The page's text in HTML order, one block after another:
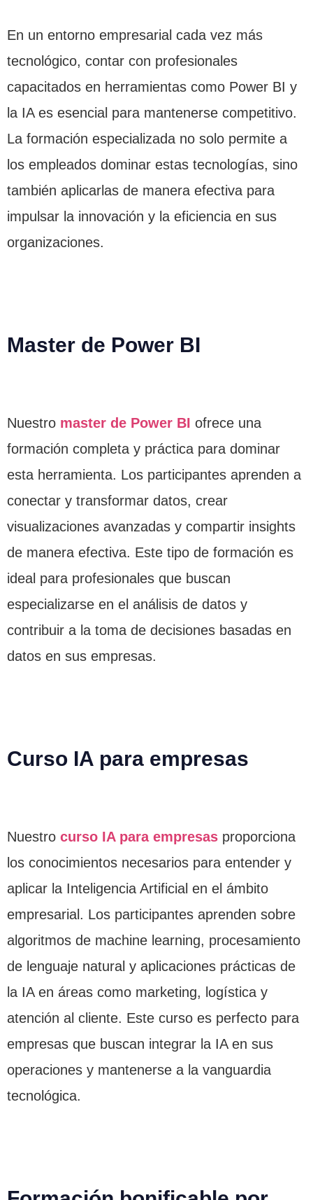
En un entorno empresarial cada vez más
tecnológico, contar con profesionales
capacitados en herramientas como Power BI y
la IA es esencial para mantenerse competitivo.
La formación especializada no solo permite a
los empleados dominar estas tecnologías, sino
también aplicarlas de manera efectiva para
impulsar la innovación y la eficiencia en sus
organizaciones.
Master de Power BI
Nuestro master de Power BI ofrece una
formación completa y práctica para dominar
esta herramienta. Los participantes aprenden a
conectar y transformar datos, crear
visualizaciones avanzadas y compartir insights
de manera efectiva. Este tipo de formación es
ideal para profesionales que buscan
especializarse en el análisis de datos y
contribuir a la toma de decisiones basadas en
datos en sus empresas.
Curso IA para empresas
Nuestro curso IA para empresas proporciona
los conocimientos necesarios para entender y
aplicar la Inteligencia Artificial en el ámbito
empresarial. Los participantes aprenden sobre
algoritmos de machine learning, procesamiento
de lenguaje natural y aplicaciones prácticas de
la IA en áreas como marketing, logística y
atención al cliente. Este curso es perfecto para
empresas que buscan integrar la IA en sus
operaciones y mantenerse a la vanguardia
tecnológica.